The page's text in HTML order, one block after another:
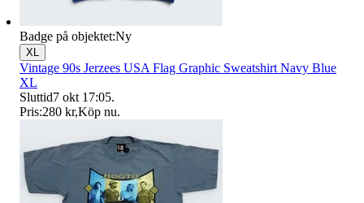
Badge på objektet:Ny
XL
Vintage 90s Jerzees USA Flag Graphic Sweatshirt Navy Blue
XL
Sluttid7 okt 17:05.
Pris:280 kr,Köp nu.